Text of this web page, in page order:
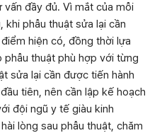
đầy đủ. Vì mắt của mỗi
khi phẫu thuật sửa lại cần
hiện có, đồng thời lựa
thuật phù hợp với từng
sửa lại cần được tiến hành
tiên, nên cần lập kế hoạch
đội ngũ y tế giàu kinh
lòng sau phẫu thuật, chăm